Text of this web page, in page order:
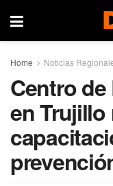
Home Noticias
Centro
en Trujillo